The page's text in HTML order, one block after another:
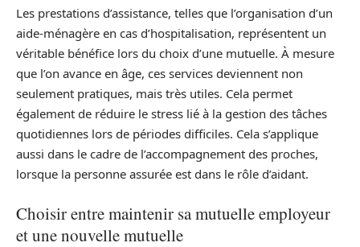
Les prestations d’assistance, telles que l’organisation d’un
aide-ménagère en cas d’hospitalisation, représentent un
véritable bénéfice lors du choix d’une mutuelle. À mesure
que l’on avance en âge, ces services deviennent non
seulement pratiques, mais très utiles. Cela permet
également de réduire le stress lié à la gestion des tâches
quotidiennes lors de périodes difficiles. Cela s’applique
aussi dans le cadre de l’accompagnement des proches,
lorsque la personne assurée est dans le rôle d’aidant.
Choisir entre maintenir sa mutuelle employeur
et une nouvelle mutuelle